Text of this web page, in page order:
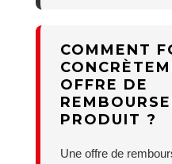
COMMENT
OFFRE DE
PRODUIT ?
Une offre de